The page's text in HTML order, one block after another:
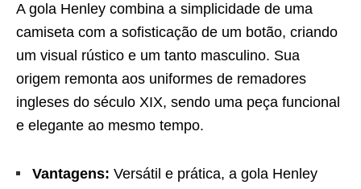
A gola Henley combina a simplicidade de uma
camiseta com a sofisticação de um botão, criando
um visual rústico e um tanto masculino. Sua
origem remonta aos uniformes de remadores
ingleses do século XIX, sendo uma peça funcional
e elegante ao mesmo tempo.
Vantagens: Versátil e prática, a gola Henley